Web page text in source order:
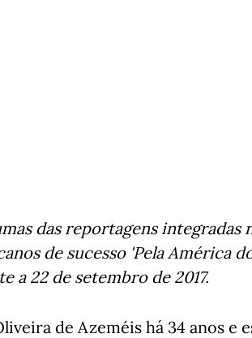
das reportagens integradas
de sucesso 'Pela América
22 de setembro de 2017.
de Azeméis há 34 anos e